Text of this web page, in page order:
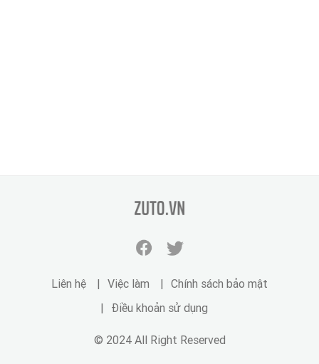
zuto.vn
© 2024 All Right Reserved
Liên hệ Việc làm
Chính sách bảo mật
Điều khoản sử dụng
Facebook
zuto.vn
Twitter
zuto.vn